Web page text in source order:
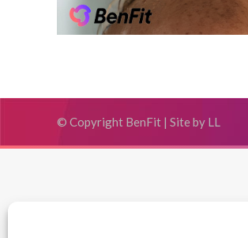
© Copyright BenFit | Site by LL